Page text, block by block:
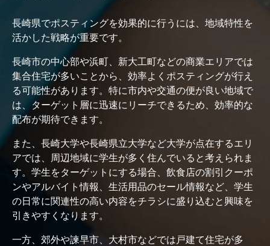
長崎県でポスティングを効果的に行うには、地域特性を
活かした戦略が重要です。
長崎市の中心部や浜町、新大工町などの商業エリアでは
集合住宅が多いことから、効率よくポスティングが行え
る可能性があります。特に市内や交通の便が良い地域で
は、ターゲット層に迅速にリーチできるため、効率的な
配布が期待できます。
また、長崎大学や長崎県立大学など大学が点在するエリ
アでは、周辺地域に学生が多く住んでいると考えられま
す。学生をターゲットにする場合、飲食店の割引クーポ
ンやアルバイト情報、生活用品のセール情報など、学生
の日常に関連性の高い内容をチラシに盛り込むと興味を
引きやすくなります。
一方、郊外や諫早市、大村市などでは戸建て住宅が多